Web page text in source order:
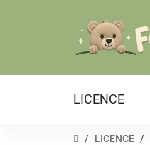
LICENCE
DOMŮ
/ LICENCE /